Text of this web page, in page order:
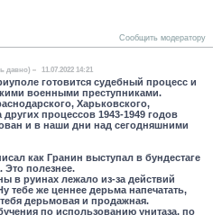
Сообщить модератору
давно) 11.07.2022 14:21
готовится судебный процесс и
военными преступниками.
Харьковского,
процессов 1943-1949 годов
и в наши дни над сегодняшними
как Гранин выступал в бундестаге
Это полезнее.
в руинах лежало из-за действий
тебе же ценнее дерьма напечатать,
дерьмовая и продажная.
по использованию унитаза, по